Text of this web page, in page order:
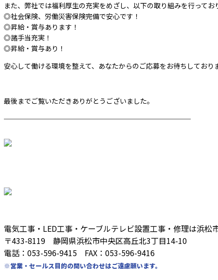
また、弊社では福利厚生の充実をめざし、以下の取り組みを行ってお
◎社会保険、労働災害保険完備で安心です！
◎昇給・賞与あります！
◎諸手当充実！
◎昇給・賞与あり！
安心して働ける環境を整えて、あなたからのご応募をお待ちしており
最後までご覧いただきありがとうございました。
────────────────────────
電気工事・LED工事・ケーブルテレビ設置工事・修理は浜松
〒433-8119 静岡県浜松市中央区高丘北3丁目14-10
電話：053-596-9415 FAX：053-596-9416
※営業・セールス目的の問い合わせはご遠慮願います。